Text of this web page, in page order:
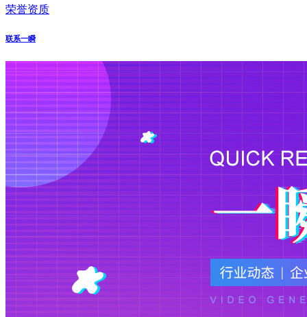
荣誉资质
联系一瞬